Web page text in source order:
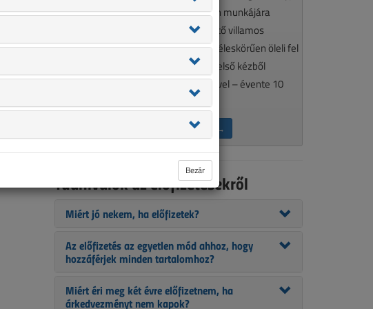
nélkülözhetetlen olvasmánya minden munkájára
igényes, a szakma aktualitásait követő villamos
szakembereknek. A VL tematikája széleskörűen öleli fel
a szakmánkat érintő kérdéseket, így első kézből
tájékozódhat szakcikkeink segítségével – évente 10
ÉRDEKEL AZ ELŐFIZETÉS →
Tudnivalók az előfizetésekről
Miért jó nekem, ha előfizetek?
Az előfizetés az egyetlen mód ahhoz, hogy
hozzáférjek minden tartalomhoz?
Miért éri meg két évre előfizetnem, ha
árkedvezményt nem kapok?
Bezár